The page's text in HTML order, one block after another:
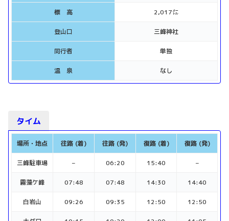
標 高 2,017㍍
登山口 三峰神社
同行者 単独
温 泉 なし
タイム
場所・地点 往路 (着) 往路 (発) 復路 (着) 復路 (発)
三峰駐車場 – 06:20 15:40 –
霧藻ケ峰 07:48 07:48 14:30 14:40
白岩山 09:26 09:35 12:50 12:50